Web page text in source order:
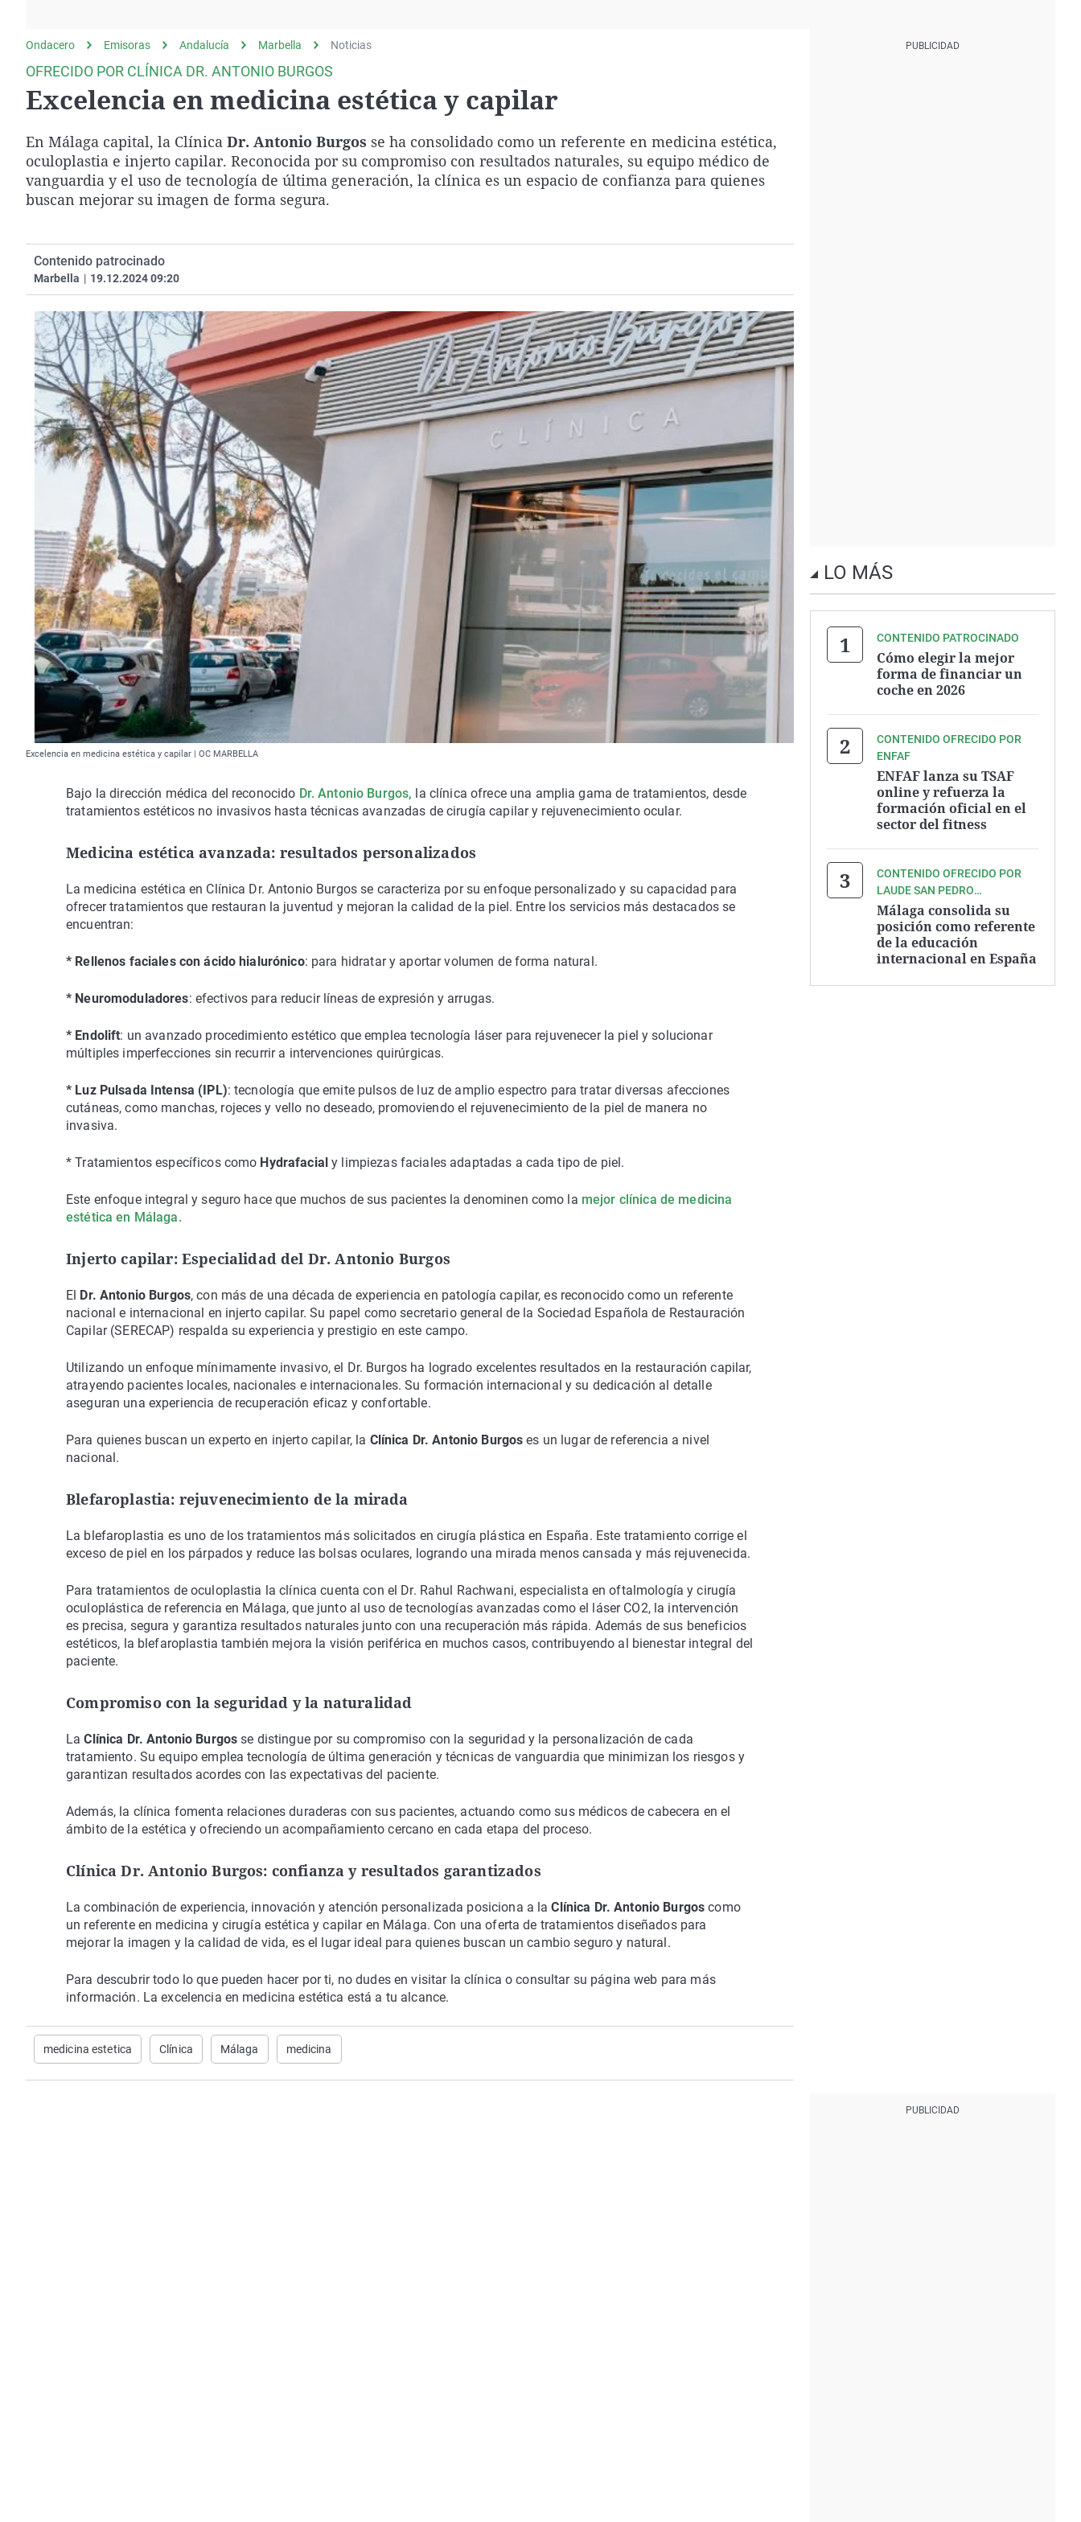
Como el perro y el
gato
Operación Viuda
Negra
Navarra
Ondacero Emisoras Andalucía Marbella Noticias
OFRECIDO POR CLÍNICA DR. ANTONIO BURGOS
Excelencia en medicina estética y capilar
En Málaga capital, la Clínica Dr. Antonio Burgos se ha consolidado como un referente en medicina estética,
oculoplastia e injerto capilar. Reconocida por su compromiso con resultados naturales, su equipo médico de
vanguardia y el uso de tecnología de última generación, la clínica es un espacio de confianza para quienes
buscan mejorar su imagen de forma segura.
Contenido patrocinado
Marbella | 19.12.2024 09:20
Excelencia en medicina estética y capilar | OC MARBELLA
Bajo la dirección médica del reconocido Dr. Antonio Burgos, la clínica ofrece una amplia gama de tratamientos, desde
tratamientos estéticos no invasivos hasta técnicas avanzadas de cirugía capilar y rejuvenecimiento ocular.
Medicina estética avanzada: resultados personalizados
La medicina estética en Clínica Dr. Antonio Burgos se caracteriza por su enfoque personalizado y su capacidad para
ofrecer tratamientos que restauran la juventud y mejoran la calidad de la piel. Entre los servicios más destacados se
encuentran:
* Rellenos faciales con ácido hialurónico: para hidratar y aportar volumen de forma natural.
* Neuromoduladores: efectivos para reducir líneas de expresión y arrugas.
* Endolift: un avanzado procedimiento estético que emplea tecnología láser para rejuvenecer la piel y solucionar
múltiples imperfecciones sin recurrir a intervenciones quirúrgicas.
* Luz Pulsada Intensa (IPL): tecnología que emite pulsos de luz de amplio espectro para tratar diversas afecciones
cutáneas, como manchas, rojeces y vello no deseado, promoviendo el rejuvenecimiento de la piel de manera no
invasiva.
* Tratamientos específicos como Hydrafacial y limpiezas faciales adaptadas a cada tipo de piel.
Este enfoque integral y seguro hace que muchos de sus pacientes la denominen como la mejor clínica de medicina
estética en Málaga.
Injerto capilar: Especialidad del Dr. Antonio Burgos
El Dr. Antonio Burgos, con más de una década de experiencia en patología capilar, es reconocido como un referente
nacional e internacional en injerto capilar. Su papel como secretario general de la Sociedad Española de Restauración
Capilar (SERECAP) respalda su experiencia y prestigio en este campo.
Utilizando un enfoque mínimamente invasivo, el Dr. Burgos ha logrado excelentes resultados en la restauración capilar,
atrayendo pacientes locales, nacionales e internacionales. Su formación internacional y su dedicación al detalle
aseguran una experiencia de recuperación eficaz y confortable.
Para quienes buscan un experto en injerto capilar, la Clínica Dr. Antonio Burgos es un lugar de referencia a nivel
nacional.
Blefaroplastia: rejuvenecimiento de la mirada
La blefaroplastia es uno de los tratamientos más solicitados en cirugía plástica en España. Este tratamiento corrige el
exceso de piel en los párpados y reduce las bolsas oculares, logrando una mirada menos cansada y más rejuvenecida.
Para tratamientos de oculoplastia la clínica cuenta con el Dr. Rahul Rachwani, especialista en oftalmología y cirugía
oculoplástica de referencia en Málaga, que junto al uso de tecnologías avanzadas como el láser CO2, la intervención
es precisa, segura y garantiza resultados naturales junto con una recuperación más rápida. Además de sus beneficios
estéticos, la blefaroplastia también mejora la visión periférica en muchos casos, contribuyendo al bienestar integral del
paciente.
Compromiso con la seguridad y la naturalidad
LaClínica Dr. Antonio Burgos se distingue por su compromiso con la seguridad y la personalización de cada
tratamiento. Su equipo emplea tecnología de última generación y técnicas de vanguardia que minimizan los riesgos y
garantizan resultados acordes con las expectativas del paciente.
Además, la clínica fomenta relaciones duraderas con sus pacientes, actuando como sus médicos de cabecera en el
ámbito de la estética y ofreciendo un acompañamiento cercano en cada etapa del proceso.
Clínica Dr. Antonio Burgos: confianza y resultados garantizados
La combinación de experiencia, innovación y atención personalizada posiciona a laClínica Dr. Antonio Burgos como
un referente en medicina y cirugía estética y capilar en Málaga. Con una oferta de tratamientos diseñados para
mejorar la imagen y la calidad de vida, es el lugar ideal para quienes buscan un cambio seguro y natural.
Para descubrir todo lo que pueden hacer por ti, no dudes en visitar la clínica o consultar su página web para más
información. La excelencia en medicina estética está a tu alcance.
medicina estetica Clínica Málaga medicina
LO MÁS
CONTENIDO PATROCINADO
Cómo elegir la mejor
forma de financiar un
coche en 2026
CONTENIDO OFRECIDO POR
ENFAF
ENFAF lanza su TSAF
online y refuerza la
formación oficial en el
sector del fitness
CONTENIDO OFRECIDO POR
LAUDE SAN PEDRO
INTERNATIONAL COLLEGE
Málaga consolida su
posición como referente
de la educación
internacional en España